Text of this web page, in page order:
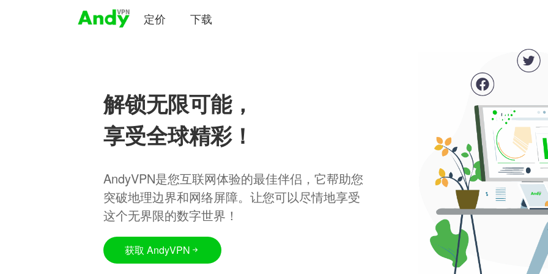
定价 下载
解锁无限可能，
享受全球精彩！
AndyVPN是您互联网体验的最佳伴侣，它帮助您
突破地理边界和网络屏障。让您可以尽情地享受
这个无界限的数字世界！
获取 AndyVPN